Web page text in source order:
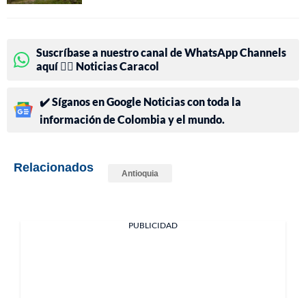
Suscríbase a nuestro canal de WhatsApp Channels
aquí 👉🏻 Noticias Caracol
✔️ Síganos en Google Noticias con toda la
información de Colombia y el mundo.
Relacionados Antioquia
PUBLICIDAD